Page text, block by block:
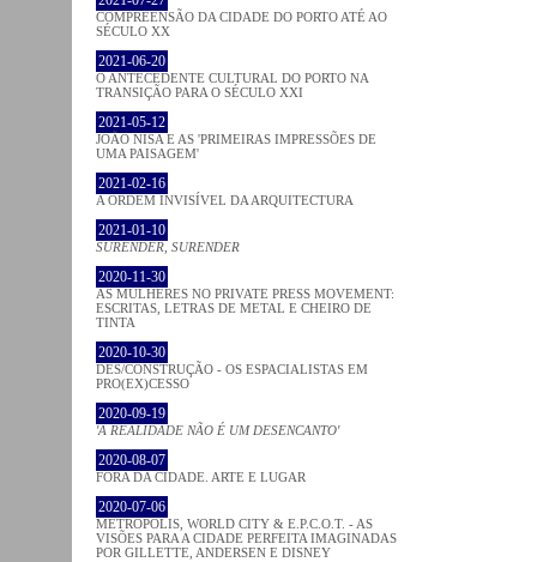
COMPREENSÃO DA CIDADE DO PORTO ATÉ AO
SÉCULO XX
2021-06-20
O ANTECEDENTE CULTURAL DO PORTO NA
TRANSIÇÃO PARA O SÉCULO XXI
2021-05-12
JOÃO NISA E AS 'PRIMEIRAS IMPRESSÕES DE
UMA PAISAGEM'
2021-02-16
A ORDEM INVISÍVEL DA ARQUITECTURA
2021-01-10
SURENDER, SURENDER
2020-11-30
AS MULHERES NO PRIVATE PRESS MOVEMENT:
ESCRITAS, LETRAS DE METAL E CHEIRO DE
TINTA
2020-10-30
DES/CONSTRUÇÃO - OS ESPACIALISTAS EM
PRO(EX)CESSO
2020-09-19
'A REALIDADE NÃO É UM DESENCANTO'
2020-08-07
FORA DA CIDADE. ARTE E LUGAR
2020-07-06
METROPOLIS, WORLD CITY & E.P.C.O.T. - AS
VISÕES PARA A CIDADE PERFEITA IMAGINADAS
POR GILLETTE, ANDERSEN E DISNEY